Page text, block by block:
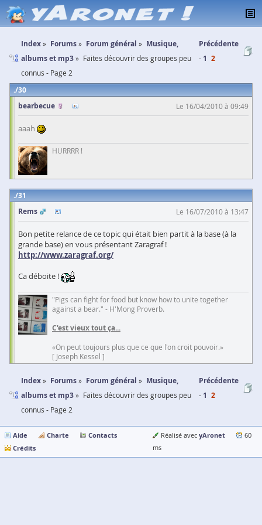
Index Forums Forum général
Musique,
albums et mp3
Faites découvrir des groupes peu
connus - Page 2
Précédente
1 2
30
bearbecue
Le 16/04/2010 à 09:49
aaah
HURRRR !
31
Rems
Le 16/07/2010 à 13:47
Bon petite relance de ce topic qui était bien partit à la base (à la
grande base) en vous présentant Zaragraf !
http://www.zaragraf.org/
Ca déboite !
"Pigs can fight for food but know how to unite together
against a bear." - H'Mong Proverb.
C'est vieux tout ça...
«On peut toujours plus que ce que l'on croit pouvoir.»
[ Joseph Kessel ]
Index Forums Forum général
Musique,
albums et mp3
Faites découvrir des groupes peu
connus - Page 2
Précédente
1 2
Aide Charte
Contacts
Crédits
Réalisé avec yAronet
60
ms